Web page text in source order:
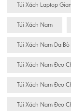
Túi Xách Laptop
Túi Xách Nam
Túi Xách Nam Da Bò
Túi Xách Nam Đeo
Túi Xách Nam Đeo
Túi Xách Nam Đeo